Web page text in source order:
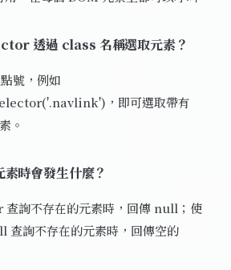
透過 class 名稱選取元素？
號，例如
，即可選取帶有
。
時會發生什麼？
詢不存在的元素時，回傳 null；使
詢不存在的元素時，回傳空的